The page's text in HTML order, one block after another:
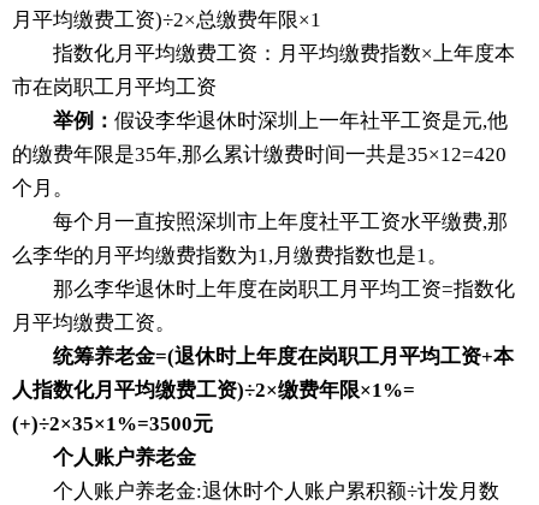
月平均缴费工资)÷2×总缴费年限×1
指数化月平均缴费工资：月平均缴费指数×上年度本
市在岗职工月平均工资
举例： 假设李华退休时深圳上一年社平工资是元,他
的缴费年限是35年,那么累计缴费时间一共是35×12=420
个月。
每个月一直按照深圳市上年度社平工资水平缴费,那
么李华的月平均缴费指数为1,月缴费指数也是1。
那么李华退休时上年度在岗职工月平均工资=指数化
月平均缴费工资。
统筹养老金=(退休时上年度在岗职工月平均工资+本
人指数化月平均缴费工资)÷2×缴费年限×1%=
(+)÷2×35×1%=3500元
个人账户养老金
个人账户养老金:退休时个人账户累积额÷计发月数